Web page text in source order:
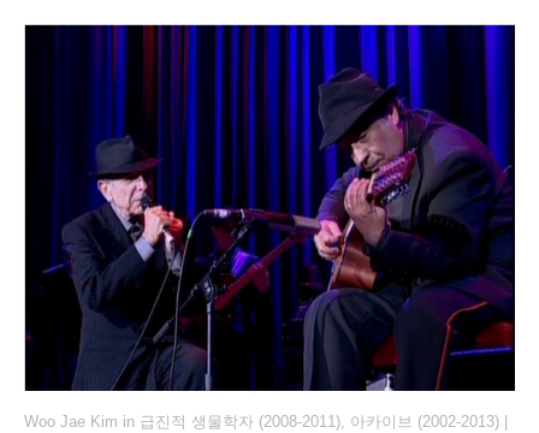
Woo Jae Kim in 급진적 생물학자 (2008-2011), 아카이브 (2002-2013)